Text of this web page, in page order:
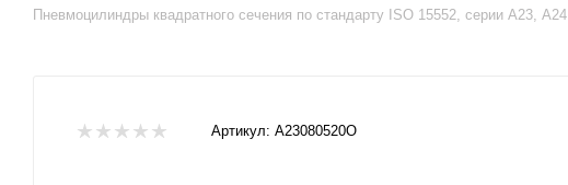
Пневмоцилиндры квадратного сечения по стандарту ISO 15552, серии А23, А24
Артикул: A23080520O